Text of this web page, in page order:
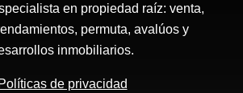
en propiedad raíz: venta,
permuta, avalúos y
inmobiliarios.
Políticas de privacidad